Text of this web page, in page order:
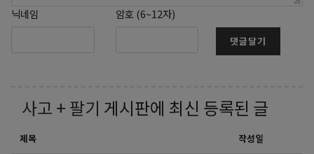
닉네임 암호 (6~12자)
댓글달기
사고 + 팔기 게시판에 최신 등록된 글
제목 작성일